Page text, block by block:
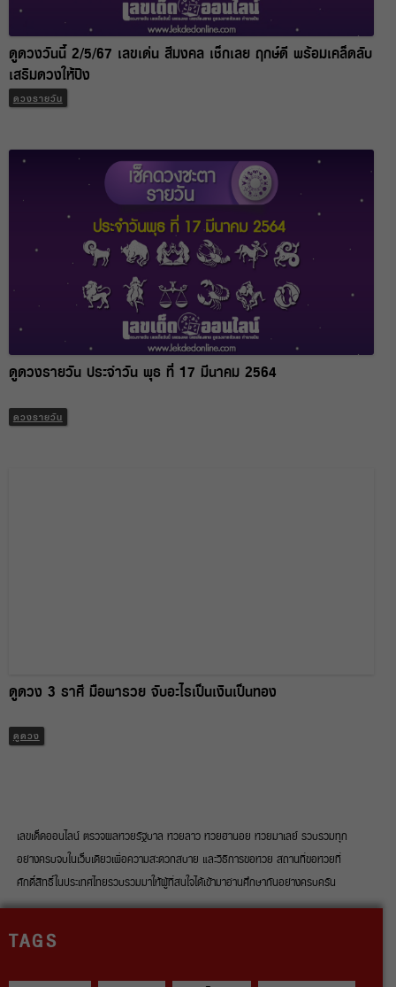
ดูดวงวันนี้ 2/5/67 เลขเด่น สีมงคล เช็กเลย ฤกษ์ดี พร้อมเคล็ดลับ
เสริมดวงให้ปัง
ดวงรายวัน
ดูดวงรายวัน ประจำวัน พุธ ที่ 17 มีนาคม 2564
ดวงรายวัน
ดูดวง 3 ราศี มือพารวย จับอะไรเป็นเงินเป็นทอง
ดูดวง
เลขเด็ดออนไลน์ ตรวจผลหวยรัฐบาล หวยลาว หวยฮานอย หวยมาเลย์ รวบรวมทุก
อย่างครบจบในเว็บเดียวเพื่อความสะดวกสบาย และวิธีการขอหวย สถานที่ขอหวยที่
ศักดิ์สิทธิ์ในประเทศไทยรวบรวมมาให้ผู้ที่สนใจได้เข้ามาอ่านศึกษากันอย่างครบครัน
TAGS